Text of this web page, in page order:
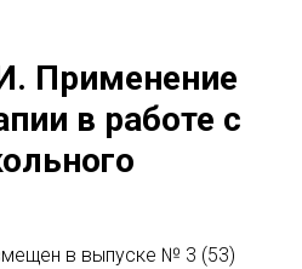
Применение
в работе с
в выпуске № 3 (53)